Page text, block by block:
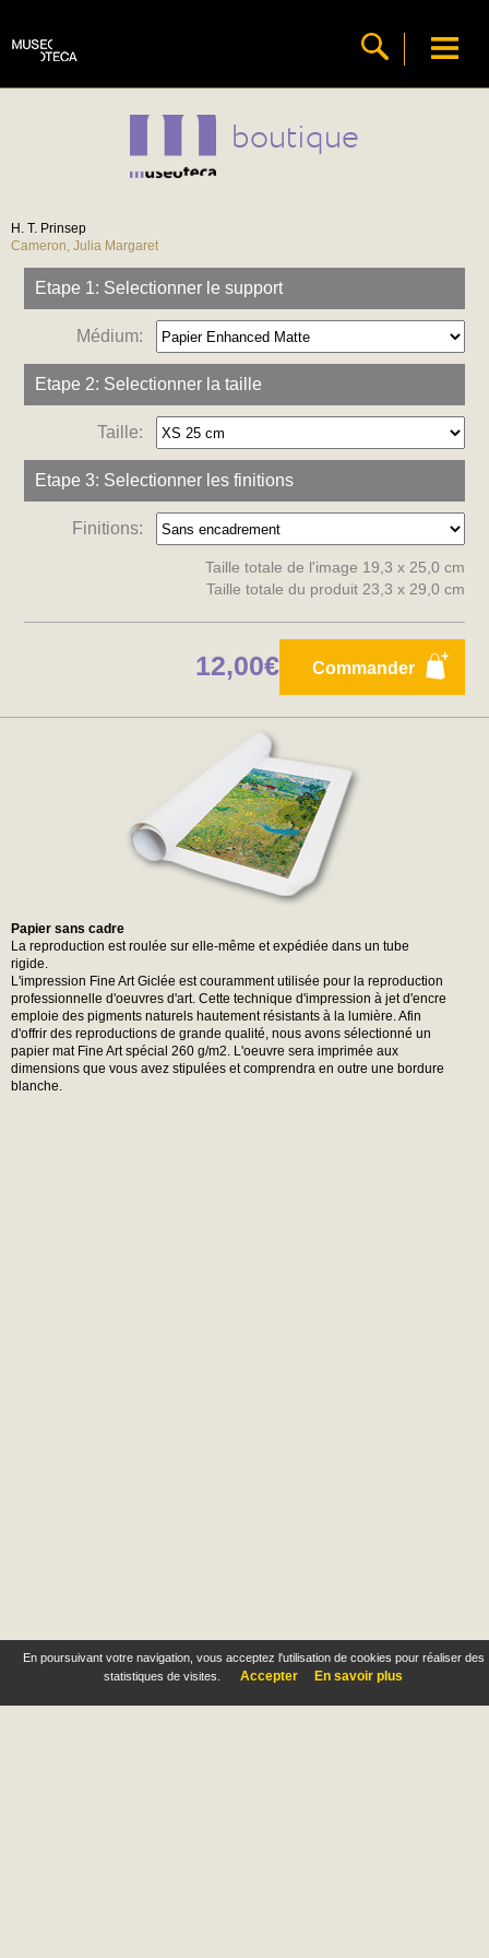
En poursuivant votre navigation, vous acceptez l'utilisation de cookies pour réaliser des
statistiques de visites.
Accepter En savoir plus
boutique
H. T. Prinsep
Cameron, Julia Margaret
Etape 1: Selectionner le support
Médium:
Etape 2: Selectionner la taille
Taille:
Etape 3: Selectionner les finitions
Finitions:
Taille totale de l'image 19,3 x 25,0 cm
Taille totale du produit 23,3 x 29,0 cm
Commander
12,00€
Papier sans cadre
La reproduction est roulée sur elle-même et expédiée dans un tube
rigide.
L'impression Fine Art Giclée est couramment utilisée pour la reproduction
professionnelle d'oeuvres d'art. Cette technique d'impression à jet d'encre
emploie des pigments naturels hautement résistants à la lumière. Afin
d'offrir des reproductions de grande qualité, nous avons sélectionné un
papier mat Fine Art spécial 260 g/m2. L'oeuvre sera imprimée aux
dimensions que vous avez stipulées et comprendra en outre une bordure
blanche.